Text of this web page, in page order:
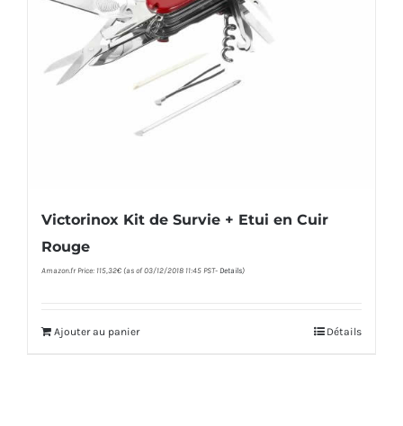
Victorinox Kit de Survie + Etui en Cuir
Rouge
Amazon.fr Price: 115,32€ (as of 03/12/2018 11:45 PST- Details)
Ajouter au panier Détails